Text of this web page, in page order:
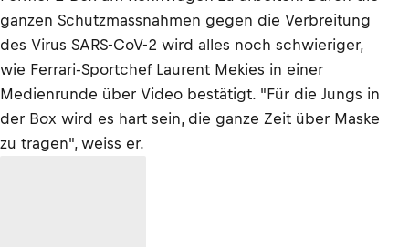
ganzen Schutzmassnahmen gegen die Verbreitung
des Virus SARS-CoV-2 wird alles noch schwieriger,
wie Ferrari-Sportchef Laurent Mekies in einer
Medienrunde über Video bestätigt. "Für die Jungs in
der Box wird es hart sein, die ganze Zeit über Maske
zu tragen", weiss er.